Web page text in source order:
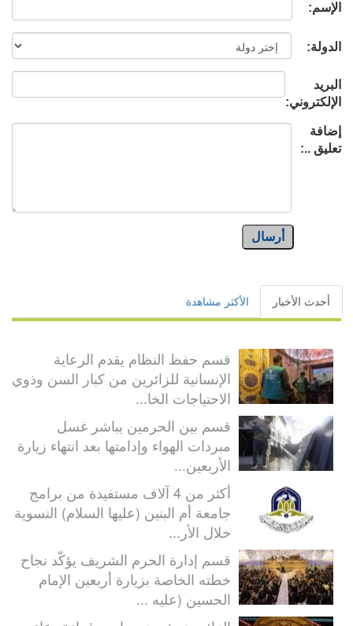
الإسم:
الدولة:
البريد
الإلكتروني:
إضافة
تعليق ..:
أرسال
أحدث الأخبار الأكثر مشاهدة
قسم حفظ النظام يقدم الرعاية
الإنسانية للزائرين من كبار السن وذوي
الاحتياجات الخا...
قسم بين الحرمين يباشر غسل
مبردات الهواء وإدامتها بعد انتهاء زيارة
الأربعين...
أكثر من 4 آلاف مستفيدة من برامج
جامعة أم البنين (عليها السلام) النسوية
خلال الأر...
قسم إدارة الحرم الشريف يؤكّد نجاح
خطته الخاصة بزيارة أربعين الإمام
الحسين (عليه ...